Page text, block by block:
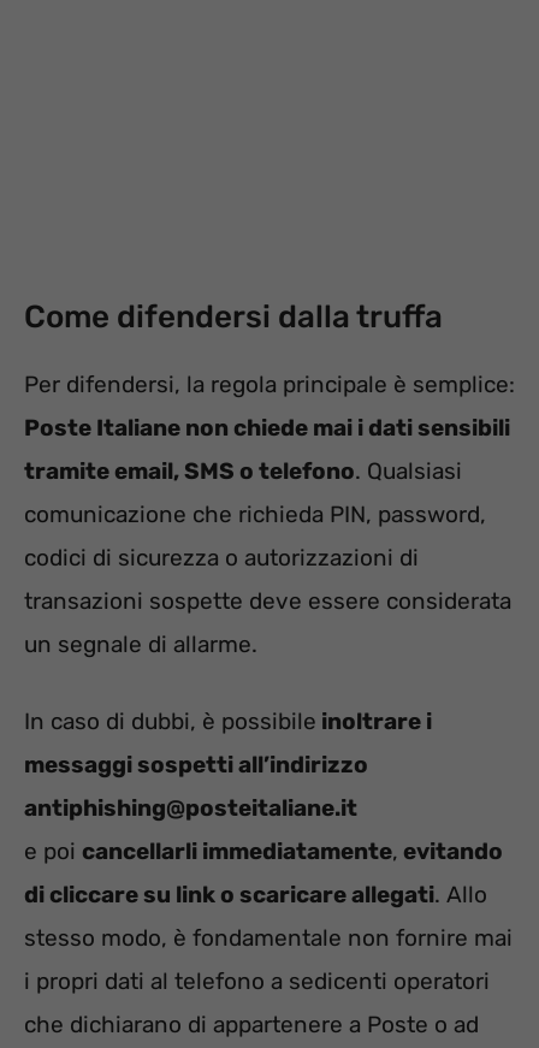
Come difendersi dalla truffa
Per difendersi, la regola principale è semplice:
Poste Italiane non chiede mai i dati sensibili
tramite email, SMS o telefono. Qualsiasi
comunicazione che richieda PIN, password,
codici di sicurezza o autorizzazioni di
transazioni sospette deve essere considerata
un segnale di allarme.
In caso di dubbi, è possibile inoltrare i
messaggi sospetti all’indirizzo
antiphishing@posteitaliane.it
e poi cancellarli immediatamente, evitando
di cliccare su link o scaricare allegati. Allo
stesso modo, è fondamentale non fornire mai
i propri dati al telefono a sedicenti operatori
che dichiarano di appartenere a Poste o ad